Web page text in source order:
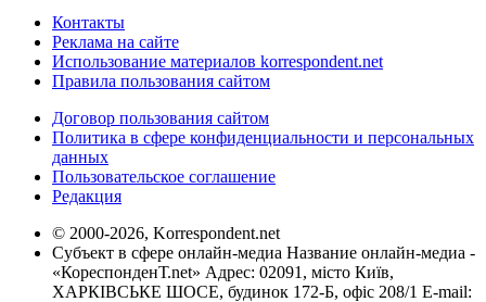
Контакты
Реклама на сайте
Использование материалов korrespondent.net
Правила пользования сайтом
Договор пользования сайтом
Политика в сфере конфиденциальности и персональных
данных
Пользовательское соглашение
Редакция
© 2000-2026, Korrespondent.net
Субъект в сфере онлайн-медиа Название онлайн-медиа -
«КореспонденТ.net» Адрес: 02091, місто Київ,
ХАРКІВСЬКЕ ШОСЕ, будинок 172-Б, офіс 208/1 E-mail: